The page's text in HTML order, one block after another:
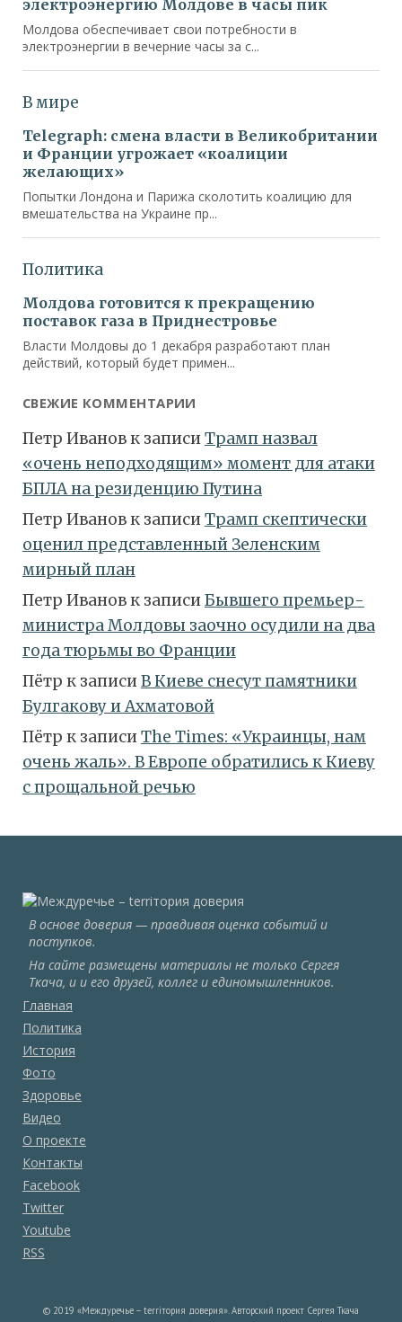
СВЕЖИЕ КОММЕНТАРИИ
Петр Ивановк записиТрамп назвал
«очень неподходящим» момент для атаки
БПЛА на резиденцию Путина
Петр Ивановк записиТрамп скептически
оценил представленный Зеленским
мирный план
Петр Ивановк записиБывшего премьер-
министра Молдовы заочно осудили на два
года тюрьмы во Франции
Пётр к записиВ Киеве снесут памятники
Булгакову и Ахматовой
Пётр к записиТhe Times: «Украинцы, нам
очень жаль». В Европе обратились к Киеву
с прощальной речью
В основе доверия — правдивая оценка событий и
поступков.
На сайте размещены материалы не только Сергея
Ткача, и и его друзей, коллег и единомышленников.
Главная
Политика
История
Фото
Здоровье
Видео
О проекте
Контакты
Facebook
Twitter
Youtube
RSS
© 2019 «Междуречье – terriтория доверия». Авторский проект Сергея Ткача